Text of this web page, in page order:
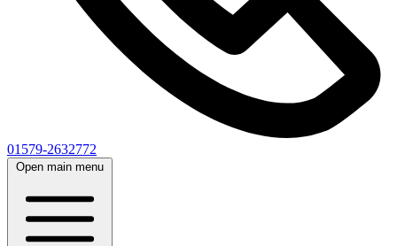
01579-2632772
Open main menu